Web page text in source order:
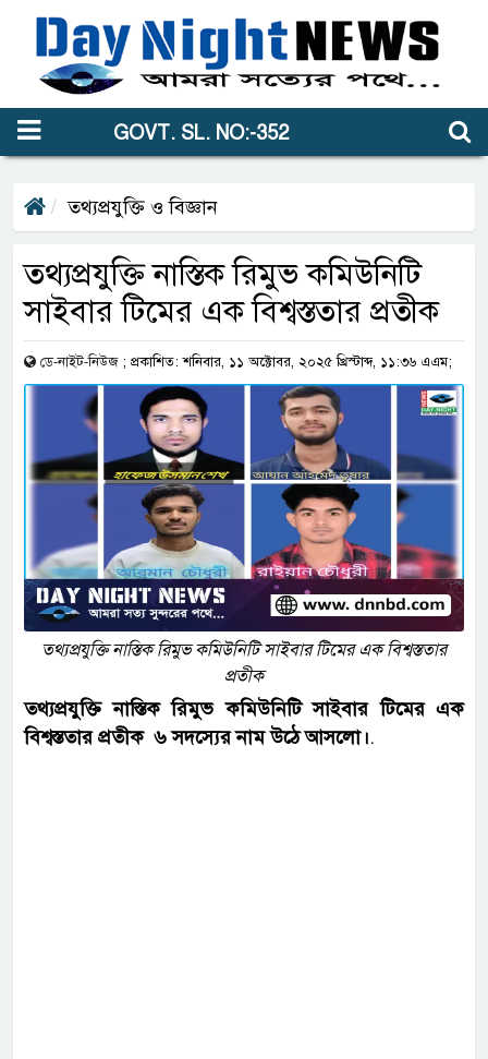
GOVT. SL. NO:-352
তথ্যপ্রযুক্তি ও বিজ্ঞান
তথ্যপ্রযুক্তি নাস্তিক রিমুভ কমিউনিটি
সাইবার টিমের এক বিশ্বস্ততার প্রতীক
ডে-নাইট-নিউজ ; প্রকাশিত: শনিবার, ১১ অক্টোবর, ২০২৫ খ্রিস্টাব্দ, ১১:৩৬ এএম;
তথ্যপ্রযুক্তি নাস্তিক রিমুভ কমিউনিটি সাইবার টিমের এক বিশ্বস্ততার
প্রতীক
তথ্যপ্রযুক্তি নাস্তিক রিমুভ কমিউনিটি সাইবার টিমের এক
বিশ্বস্ততার প্রতীক ৬ সদস্যের নাম উঠে আসলো।.